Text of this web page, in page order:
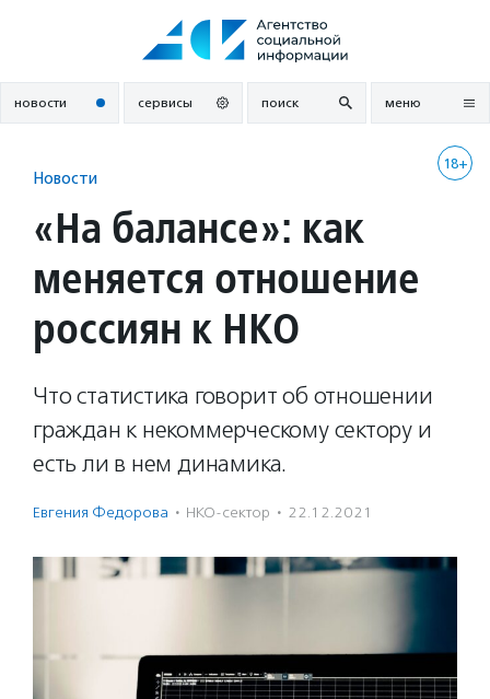
новости сервисы поиск меню
18+
Новости
«На балансе»: как
меняется отношение
россиян к НКО
Что статистика говорит об отношении
граждан к некоммерческому сектору и
есть ли в нем динамика.
Евгения Федорова · НКО-сектор · 22.12.2021